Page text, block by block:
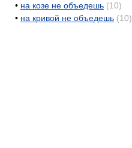
• на козе не объедешь (10)
• на кривой не объедешь (10)